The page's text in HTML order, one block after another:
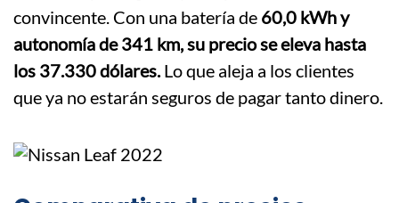
convincente. Con una batería de 60,0 kWh y
autonomía de 341 km, su precio se eleva hasta
los 37.330 dólares. Lo que aleja a los clientes
que ya no estarán seguros de pagar tanto dinero.